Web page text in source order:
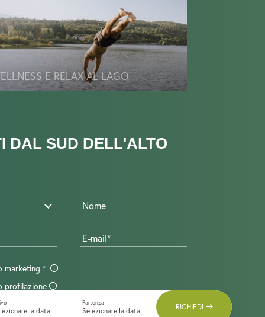
E RELAX AL LAGO
DAL SUD DELL'ALTO
Nome
E-mail
marketing
profilazione
la data
Partenza
Selezionare la data RICHIEDI